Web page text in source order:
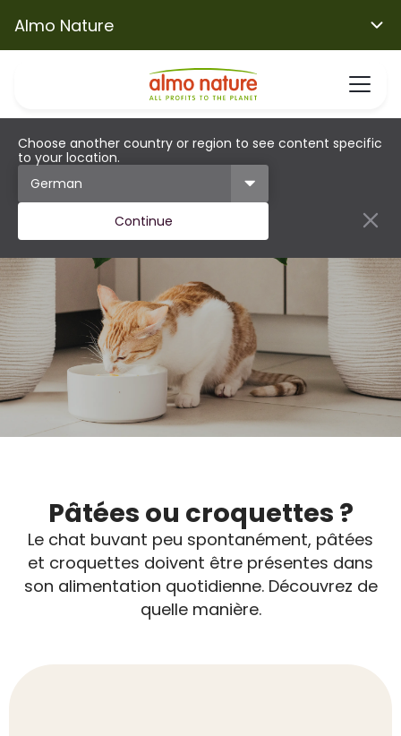
Almo Nature
Choose another country or region to see content specific
to your location.
Continue
Pâtées ou croquettes ?
Le chat buvant peu spontanément, pâtées
et croquettes doivent être présentes dans
son alimentation quotidienne. Découvrez de
quelle manière.